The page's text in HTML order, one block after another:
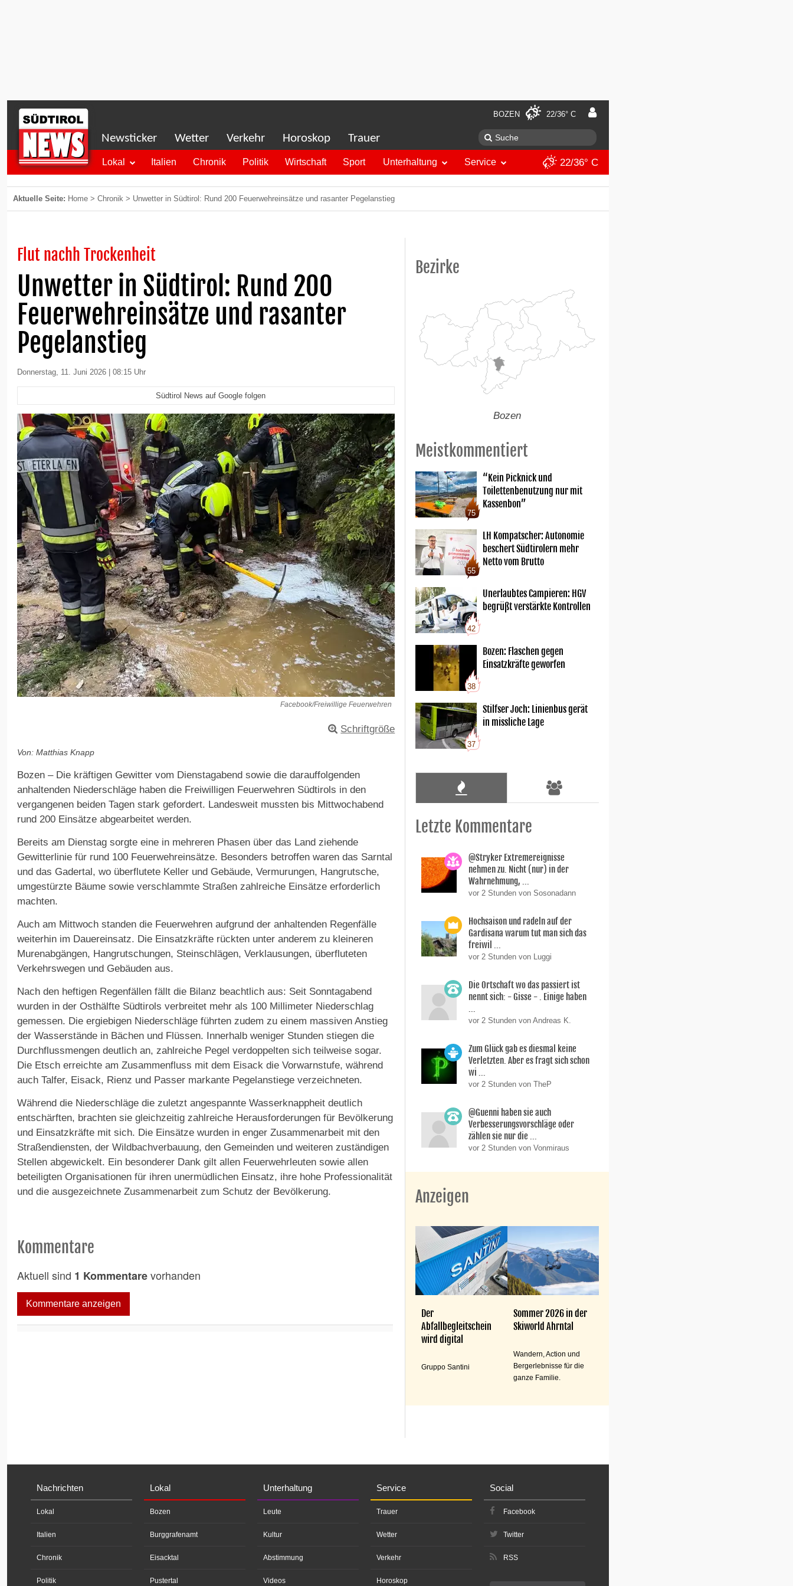
BOZEN 22/36° C
Newsticker Wetter Verkehr Horoskop Trauer
Lokal Italien Chronik Politik Wirtschaft Sport Unterhaltung Service 22/36° C
Aktuelle Seite: Home > Chronik > Unwetter in Südtirol: Rund 200 Feuerwehreinsätze und rasanter Pegelanstieg
Flut nachh Trockenheit
Unwetter in Südtirol: Rund 200
Feuerwehreinsätze und rasanter
Pegelanstieg
Donnerstag, 11. Juni 2026 | 08:15 Uhr
Südtirol News auf Google folgen
Facebook/Freiwillige Feuerwehren
Schriftgröße
Von: Matthias Knapp
Bozen – Die kräftigen Gewitter vom Dienstagabend sowie die darauffolgenden
anhaltenden Niederschläge haben die Freiwilligen Feuerwehren Südtirols in den
vergangenen beiden Tagen stark gefordert. Landesweit mussten bis Mittwochabend
rund 200 Einsätze abgearbeitet werden.
Bereits am Dienstag sorgte eine in mehreren Phasen über das Land ziehende
Gewitterlinie für rund 100 Feuerwehreinsätze. Besonders betroffen waren das Sarntal
und das Gadertal, wo überflutete Keller und Gebäude, Vermurungen, Hangrutsche,
umgestürzte Bäume sowie verschlammte Straßen zahlreiche Einsätze erforderlich
machten.
Auch am Mittwoch standen die Feuerwehren aufgrund der anhaltenden Regenfälle
weiterhin im Dauereinsatz. Die Einsatzkräfte rückten unter anderem zu kleineren
Murenabgängen, Hangrutschungen, Steinschlägen, Verklausungen, überfluteten
Verkehrswegen und Gebäuden aus.
Nach den heftigen Regenfällen fällt die Bilanz beachtlich aus: Seit Sonntagabend
wurden in der Osthälfte Südtirols verbreitet mehr als 100 Millimeter Niederschlag
gemessen. Die ergiebigen Niederschläge führten zudem zu einem massiven Anstieg
der Wasserstände in Bächen und Flüssen. Innerhalb weniger Stunden stiegen die
Durchflussmengen deutlich an, zahlreiche Pegel verdoppelten sich teilweise sogar.
Die Etsch erreichte am Zusammenfluss mit dem Eisack die Vorwarnstufe, während
auch Talfer, Eisack, Rienz und Passer markante Pegelanstiege verzeichneten.
Während die Niederschläge die zuletzt angespannte Wasserknappheit deutlich
entschärften, brachten sie gleichzeitig zahlreiche Herausforderungen für Bevölkerung
und Einsatzkräfte mit sich. Die Einsätze wurden in enger Zusammenarbeit mit den
Straßendiensten, der Wildbachverbauung, den Gemeinden und weiteren zuständigen
Stellen abgewickelt. Ein besonderer Dank gilt allen Feuerwehrleuten sowie allen
beteiligten Organisationen für ihren unermüdlichen Einsatz, ihre hohe Professionalität
und die ausgezeichnete Zusammenarbeit zum Schutz der Bevölkerung.
Kommentare
Aktuell sind 1 Kommentarevorhanden
Kommentare anzeigen
Bezirke
Bozen
Meistkommentiert
75
“Kein Picknick und
Toilettenbenutzung nur mit
Kassenbon”
55
LH Kompatscher: Autonomie
beschert Südtirolern mehr
Netto vom Brutto
42
Unerlaubtes Campieren: HGV
begrüßt verstärkte Kontrollen
38
Bozen: Flaschen gegen
Einsatzkräfte geworfen
37
Stilfser Joch: Linienbus gerät
in missliche Lage
Letzte Kommentare
@Stryker Extremereignisse
nehmen zu. Nicht (nur) in der
Wahrnehmung, ...
vor 2 Stunden von Sosonadann
Hochsaison und radeln auf der
Gardisana warum tut man sich das
freiwil ...
vor 2 Stunden von Luggi
Die Ortschaft wo das passiert ist
nennt sich: - Gisse - . Einige haben
...
vor 2 Stunden von Andreas K.
Zum Glück gab es diesmal keine
Verletzten. Aber es fragt sich schon
wi ...
vor 2 Stunden von TheP
@Guenni haben sie auch
Verbesserungsvorschläge oder
zählen sie nur die ...
vor 2 Stunden von Vonmiraus
Anzeigen
Der
Abfallbegleitschein
wird digital
Gruppo Santini
Sommer 2026 in der
Skiworld Ahrntal
Wandern, Action und
Bergerlebnisse für die
ganze Familie.
Nachrichten
Lokal
Italien
Chronik
Politik
Lokal
Bozen
Burggrafenamt
Eisacktal
Pustertal
Unterhaltung
Leute
Kultur
Abstimmung
Videos
Service
Trauer
Wetter
Verkehr
Horoskop
Social
Facebook
Twitter
RSS